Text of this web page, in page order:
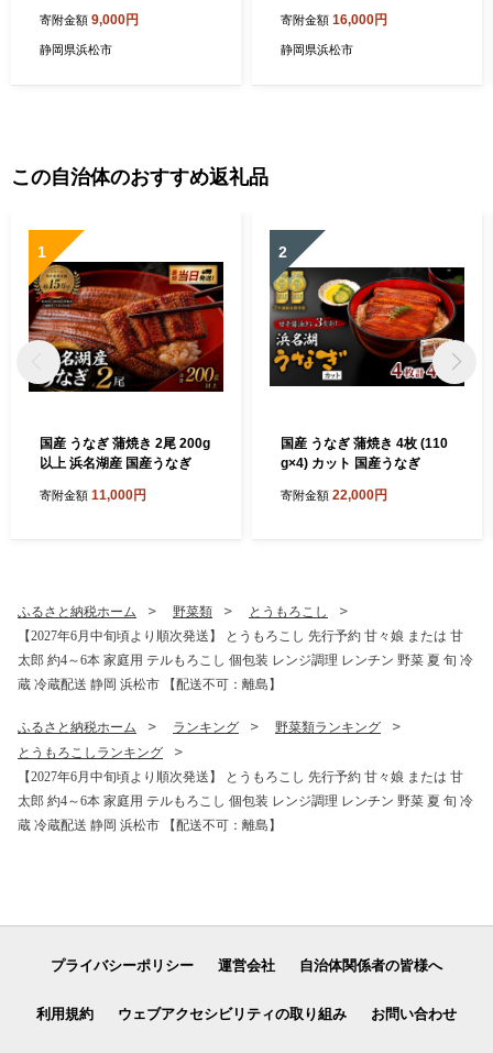
ろこし 個包装 レンジ調理 レ
ンチン 野菜 夏 旬 冷蔵 冷蔵
寄附金額 9,000円
静岡県浜松市
～12本 家庭用 テルもろこし
個包装 レンジ調理 レンチン
寄附金額 16,000円
静岡県浜松市
この自治体のおすすめ返礼品
1
国産 うなぎ 蒲焼き 2尾 200g
以上 浜名湖産 国産うなぎ
寄附金額 11,000円
2
国産 うなぎ 蒲焼き 4枚 (110
g×4) カット 国産うなぎ
寄附金額 22,000円
ふるさと納税ホーム 野菜類
とうもろこし
【2027年6月中旬頃より順次発送】 とうもろこし 先行予約 甘々娘 または 甘
太郎 約4～6本 家庭用 テルもろこし 個包装 レンジ調理 レンチン 野菜 夏 旬 冷
蔵 冷蔵配送 静岡 浜松市 【配送不可：離島】
ふるさと納税ホーム ランキング
野菜類ランキング
とうもろこしランキング
【2027年6月中旬頃より順次発送】 とうもろこし 先行予約 甘々娘 または 甘
太郎 約4～6本 家庭用 テルもろこし 個包装 レンジ調理 レンチン 野菜 夏 旬 冷
蔵 冷蔵配送 静岡 浜松市 【配送不可：離島】
プライバシーポリシー 運営会社 自治体関係者の皆様へ
利用規約 ウェブアクセシビリティの取り組み お問い合わせ